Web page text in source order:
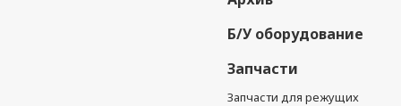
Б/У оборудование
Запчасти
Запчасти для режущих